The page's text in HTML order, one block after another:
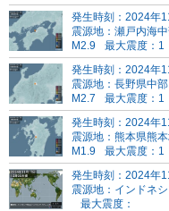
発生時刻：2024年
震源地：瀬戸内海
M2.9
最大震度：1
発生時刻：2024年
震源地：長野県中部
M2.7
最大震度：1
発生時刻：2024年
震源地：熊本県熊
M1.9
最大震度：1
発生時刻：2024年
震源地：インドネ
最大震度：